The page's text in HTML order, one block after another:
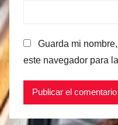
Guarda mi
este navegador para